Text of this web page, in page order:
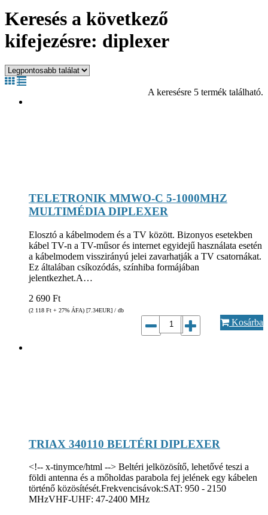
Keresés a következő
kifejezésre: diplexer
A keresésre 5 termék található.
TELETRONIK MMWO-C 5-1000MHZ
MULTIMÉDIA DIPLEXER
Elosztó a kábelmodem és a TV között. Bizonyos esetekben
kábel TV-n a TV-műsor és internet egyidejű használata esetén
a kábelmodem visszirányú jelei zavarhatják a TV csatornákat.
Ez általában csíkozódás, színhiba formájában
jelentkezhet.A…
2 690 Ft
(2 118 Ft + 27% ÁFA) [7.34EUR] / db
Kosárba
TRIAX 340110 BELTÉRI DIPLEXER
<!-- x-tinymce/html --> Beltéri jelközösítő, lehetővé teszi a
földi antenna és a mőholdas parabola fej jelének egy kábelen
történő közösítését.Frekvencisávok:SAT: 950 - 2150
MHzVHF-UHF: 47-2400 MHz